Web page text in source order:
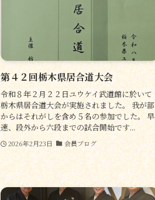
第４２回栃木県居合道大会
令和８年２月２２日ユウケイ武道館に於いて
栃木県居合道大会が実施されました。 我が部
からはそれがしを含め５名の参加でした。 早
速、段外から六段までの試合開始です...
2026年2月23日 会員ブログ